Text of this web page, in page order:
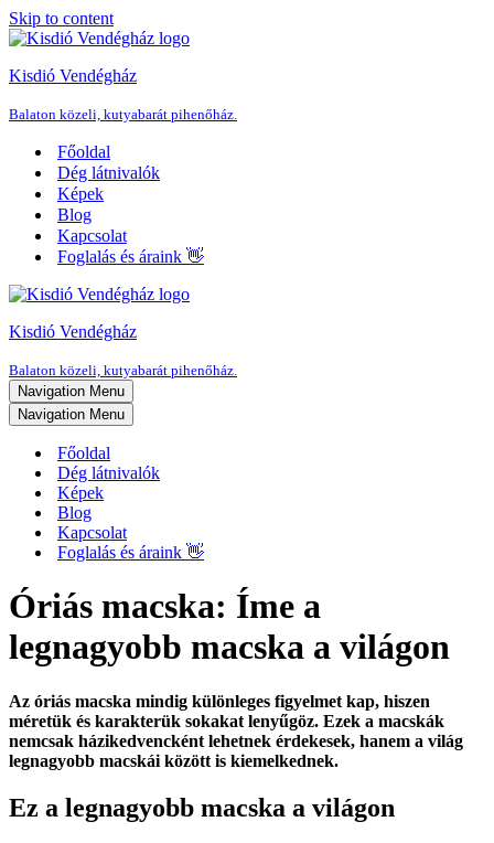
Skip to content
Kisdió Vendégház
Balaton közeli, kutyabarát pihenőház.
Főoldal
Dég látnivalók
Képek
Blog
Kapcsolat
Foglalás és áraink 👋
Kisdió Vendégház
Balaton közeli, kutyabarát pihenőház.
Navigation Menu
Navigation Menu
Főoldal
Dég látnivalók
Képek
Blog
Kapcsolat
Foglalás és áraink 👋
Óriás macska: Íme a
legnagyobb macska a világon
Az óriás macska mindig különleges figyelmet kap, hiszen
méretük és karakterük sokakat lenyűgöz. Ezek a macskák
nemcsak házikedvencként lehetnek érdekesek, hanem a világ
legnagyobb macskái között is kiemelkednek.
Ez a legnagyobb macska a világon